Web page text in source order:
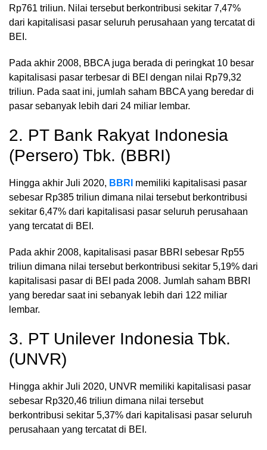
Rp761 triliun. Nilai tersebut berkontribusi sekitar 7,47%
dari kapitalisasi pasar seluruh perusahaan yang tercatat di
BEI.
Pada akhir 2008, BBCA juga berada di peringkat 10 besar
kapitalisasi pasar terbesar di BEI dengan nilai Rp79,32
triliun. Pada saat ini, jumlah saham BBCA yang beredar di
pasar sebanyak lebih dari 24 miliar lembar.
2. PT Bank Rakyat Indonesia
(Persero) Tbk. (BBRI)
Hingga akhir Juli 2020, BBRI memiliki kapitalisasi pasar
sebesar Rp385 triliun dimana nilai tersebut berkontribusi
sekitar 6,47% dari kapitalisasi pasar seluruh perusahaan
yang tercatat di BEI.
Pada akhir 2008, kapitalisasi pasar BBRI sebesar Rp55
triliun dimana nilai tersebut berkontribusi sekitar 5,19% dari
kapitalisasi pasar di BEI pada 2008. Jumlah saham BBRI
yang beredar saat ini sebanyak lebih dari 122 miliar
lembar.
3. PT Unilever Indonesia Tbk.
(UNVR)
Hingga akhir Juli 2020, UNVR memiliki kapitalisasi pasar
sebesar Rp320,46 triliun dimana nilai tersebut
berkontribusi sekitar 5,37% dari kapitalisasi pasar seluruh
perusahaan yang tercatat di BEI.